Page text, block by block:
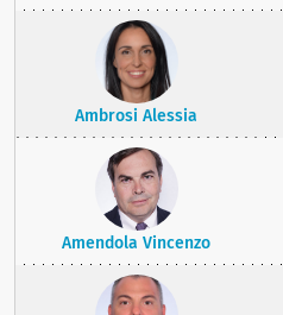
Ambrosi Alessia
Amendola Vincenzo